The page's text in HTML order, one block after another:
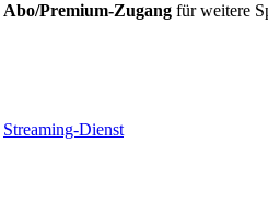
Abo/Premium-Zugang für weitere
Streaming-Dienst